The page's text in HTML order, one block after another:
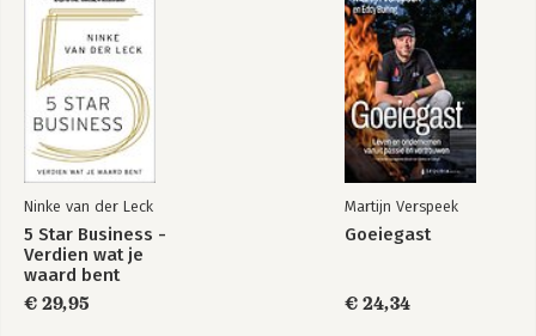
Ninke van der Leck
5 Star Business -
Verdien wat je
waard bent
€ 29,95
Martijn Verspeek
Goeiegast
€ 24,34